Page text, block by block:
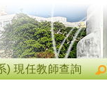
) 現任教師查詢